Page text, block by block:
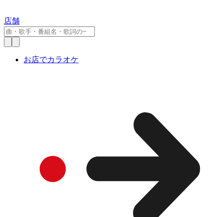
店舗
お店でカラオケ